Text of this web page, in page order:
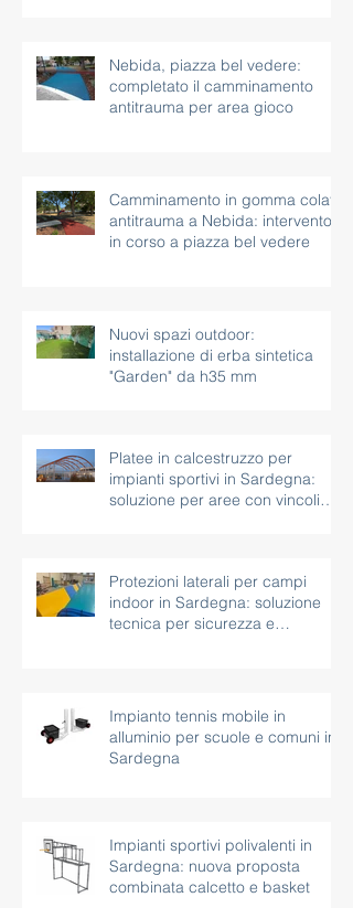
Nebida, piazza bel vedere:
completato il camminamento
antitrauma per area gioco
Camminamento in gomma colata
antitrauma a Nebida: intervento
in corso a piazza bel vedere
Nuovi spazi outdoor:
installazione di erba sintetica
"Garden" da h35 mm
Platee in calcestruzzo per
impianti sportivi in Sardegna:
soluzione per aree con vincoli
Protezioni laterali per campi
indoor in Sardegna: soluzione
tecnica per sicurezza e
Impianto tennis mobile in
alluminio per scuole e comuni in
Sardegna
Impianti sportivi polivalenti in
Sardegna: nuova proposta
combinata calcetto e basket